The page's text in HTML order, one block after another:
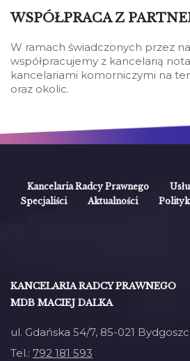
WSPÓŁPRACA Z
W ramach świadczonych przez
współpracujemy z kancelarią
kancelariami komorniczymi na
oraz okolic.
Kancelaria Radcy Prawnego
Specjaliści
Aktualności
KANCELARIA RADCY PRAWNEGO
MDB MACIEJ DALKA
ul. Gdańska 54/7, 85-021
Tel.: 792 181 593